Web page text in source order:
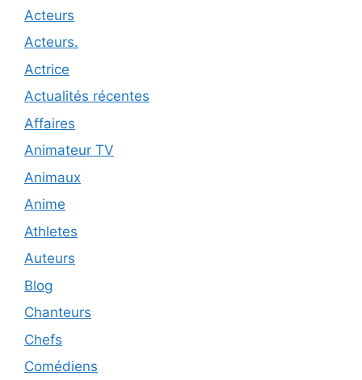
Acteurs
Acteurs.
Actrice
Actualités récentes
Affaires
Animateur TV
Animaux
Anime
Athletes
Auteurs
Blog
Chanteurs
Chefs
Comédiens